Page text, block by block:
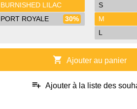
BURNISHED LILAC
PORT ROYALE
30%
S
M
L
shopping_cart Ajouter au panier
playlist_add Ajouter à la liste des